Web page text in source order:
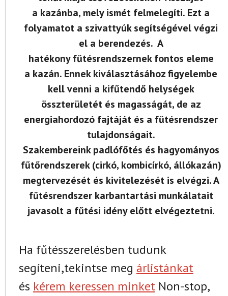
a kazánba, mely ismét felmelegíti. Ezt a
folyamatot a szivattyúk segítségével végzi
el a berendezés. A
hatékony fűtésrendszernek fontos eleme
a kazán. Ennek kiválasztásához figyelembe
kell venni a kifűtendő helységek
összterületét és magasságát, de az
energiahordozó fajtáját és a fűtésrendszer
tulajdonságait.
Szakembereink padlófőtés és hagyományos
fűtőrendszerek (cirkó, kombicírkó, állókazán)
megtervezését és kivitelezését is elvégzi. A
fűtésrendszer karbantartási munkálatait
javasolt a fűtési idény előtt elvégeztetni.
Ha fűtésszerelésben tudunk
segíteni,tekintse meg árlistánkat
és kérem keressen minket Non-stop,